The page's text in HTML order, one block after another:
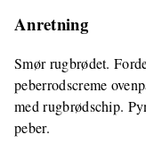
Anretning
Smør rugbrødet.
peberrodscreme
med rugbrødschip.
peber.